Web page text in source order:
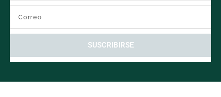
SUSCRIBIRSE